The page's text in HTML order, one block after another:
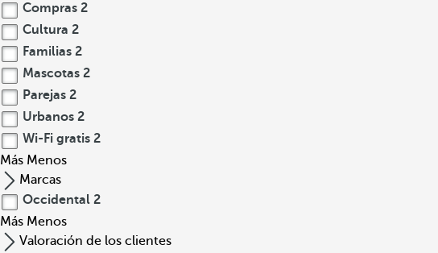
Compras 2
Cultura 2
Familias 2
Mascotas 2
Parejas 2
Urbanos 2
Wi-Fi gratis 2
Más Menos
Marcas
Occidental 2
Más Menos
Valoración de los clientes